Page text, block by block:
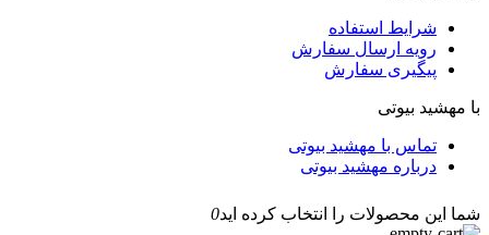
شرایط استفاده
رویه ارسال سفارش
پیگیری سفارش
با مهشید بیوتی
تماس با مهشید بیوتی
درباره مهشید بیوتی
شما این محصولات را انتخاب کرده اید0